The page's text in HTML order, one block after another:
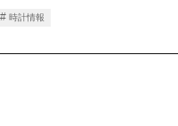
時計情報